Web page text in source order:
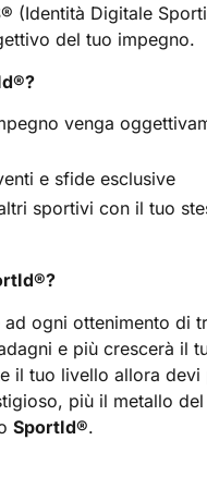
® (Identità Digitale
del tuo impegno.
®?
venga
e sfide esclusive
sportivi con il tuo
®?
ad ogni ottenimento di
e più crescerà il
il tuo livello allora devi
più il metallo
SportId®.